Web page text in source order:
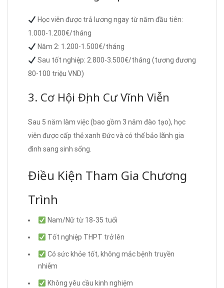
Học viên được trả lương ngay từ năm đầu tiên:
1.000-1.200€/tháng
Năm 2: 1.200-1.500€/tháng
Sau tốt nghiệp: 2.800-3.500€/tháng (tương đương
80-100 triệu VND)
3. Cơ Hội Định Cư Vĩnh Viễn
Sau 5 năm làm việc (bao gồm 3 năm đào tạo), học
viên được cấp thẻ xanh Đức và có thể bảo lãnh gia
đình sang sinh sống.
Điều Kiện Tham Gia Chương
Trình
Nam/Nữ từ 18-35 tuổi
Tốt nghiệp THPT trở lên
Có sức khỏe tốt, không mắc bệnh truyền
nhiễm
Không yêu cầu kinh nghiệm